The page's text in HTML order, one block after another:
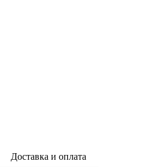
Доставка и оплата